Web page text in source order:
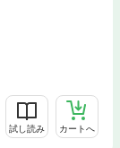
試し読み カートへ